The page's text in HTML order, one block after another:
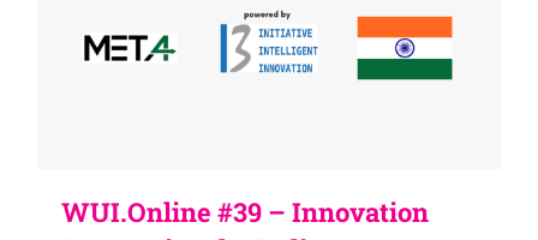
WUI.Online #39 – Innovation